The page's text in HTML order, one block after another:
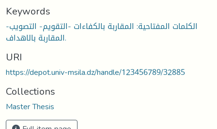
Keywords
الكلمات المفتاحية: المقاربة بالكفاءات -التقويم- التصويب-
المقاربة بالاهداف.
URI
https://depot.univ-msila.dz/handle/123456789/32885
Collections
Master Thesis